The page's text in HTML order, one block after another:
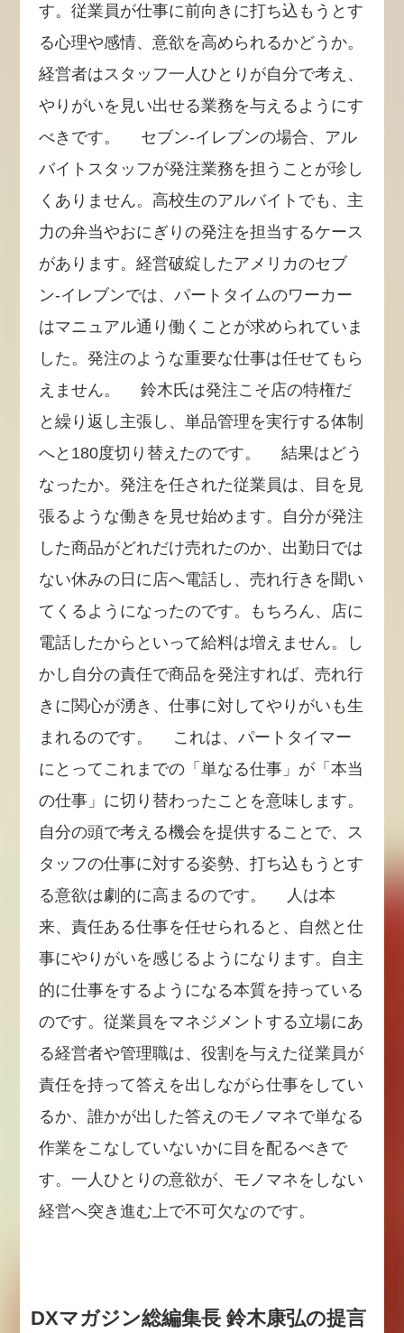
す。従業員が仕事に前向きに打ち込もうとす
る心理や感情、意欲を高められるかどうか。
経営者はスタッフ一人ひとりが自分で考え、
やりがいを見い出せる業務を与えるようにす
べきです。 セブン-イレブンの場合、アル
バイトスタッフが発注業務を担うことが珍し
くありません。高校生のアルバイトでも、主
力の弁当やおにぎりの発注を担当するケース
があります。経営破綻したアメリカのセブ
ン-イレブンでは、パートタイムのワーカー
はマニュアル通り働くことが求められていま
した。発注のような重要な仕事は任せてもら
えません。 鈴木氏は発注こそ店の特権だ
と繰り返し主張し、単品管理を実行する体制
へと180度切り替えたのです。 結果はどう
なったか。発注を任された従業員は、目を見
張るような働きを見せ始めます。自分が発注
した商品がどれだけ売れたのか、出勤日では
ない休みの日に店へ電話し、売れ行きを聞い
てくるようになったのです。もちろん、店に
電話したからといって給料は増えません。し
かし自分の責任で商品を発注すれば、売れ行
きに関心が湧き、仕事に対してやりがいも生
まれるのです。 これは、パートタイマー
にとってこれまでの「単なる仕事」が「本当
の仕事」に切り替わったことを意味します。
自分の頭で考える機会を提供することで、ス
タッフの仕事に対する姿勢、打ち込もうとす
る意欲は劇的に高まるのです。 人は本
来、責任ある仕事を任せられると、自然と仕
事にやりがいを感じるようになります。自主
的に仕事をするようになる本質を持っている
のです。従業員をマネジメントする立場にあ
る経営者や管理職は、役割を与えた従業員が
責任を持って答えを出しながら仕事をしてい
るか、誰かが出した答えのモノマネで単なる
作業をこなしていないかに目を配るべきで
す。一人ひとりの意欲が、モノマネをしない
経営へ突き進む上で不可欠なのです。
DXマガジン総編集長 鈴木康弘の提言